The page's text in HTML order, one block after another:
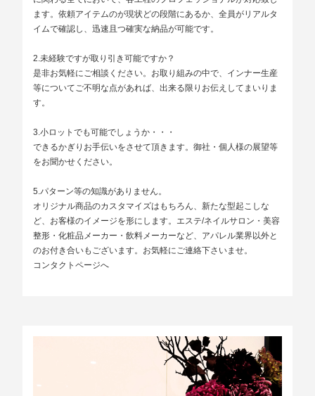
ます。依頼アイテムのが現状どの段階にあるか、全員がリアルタ
イムで確認し、迅速且つ確実な納品が可能です。
2.未経験ですが取り引き可能ですか？
是非お気軽にご相談ください。お取り組みの中で、インナー生産
等についてご不明な点があれば、出来る限りお伝えしてまいりま
す。
3.小ロットでも可能でしょうか・・・
できるかぎりお手伝いをさせて頂きます。御社・個人様の展望等
をお聞かせください。
5.パターン等の知識がありません。
オリジナル商品のカスタマイズはもちろん、新たな型起こしな
ど、お客様のイメージを形にします。エステ/ネイルサロン・美容
整形・化粧品メーカー・飲料メーカーなど、アパレル業界以外と
のお付き合いもございます。お気軽にご連絡下さいませ。
コンタクトページへ